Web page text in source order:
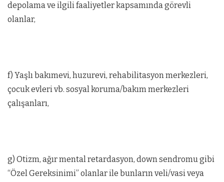
depolama ve ilgili faaliyetler kapsamında görevli
olanlar,
f) Yaşlı bakımevi, huzurevi, rehabilitasyon merkezleri,
çocuk evleri vb. sosyal koruma/bakım merkezleri
çalışanları,
g) Otizm, ağır mental retardasyon, down sendromu gibi
“Özel Gereksinimi” olanlar ile bunların veli/vasi veya